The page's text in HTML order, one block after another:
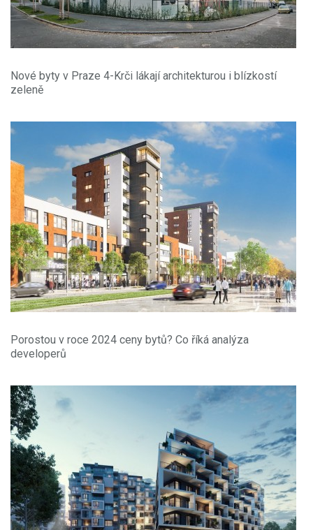
Nové byty v Praze 4-Krči lákají architekturou i blízkostí
zeleně
Porostou v roce 2024 ceny bytů? Co říká analýza
developerů